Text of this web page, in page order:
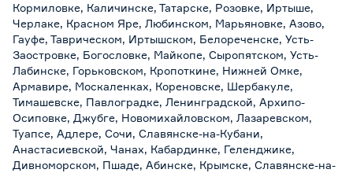
Кормиловке, Каличинске, Татарске, Розовке, Иртыше,
Черлаке, Красном Яре, Любинском, Марьяновке, Азово,
Гауфе, Таврическом, Иртышском, Белореченске, Усть-
Заостровке, Богословке, Майкопе, Сыропятском, Усть-
Лабинске, Горьковском, Кропоткине, Нижней Омке,
Армавире, Москаленках, Кореновске, Шербакуле,
Тимашевске, Павлоградке, Ленинградской, Архипо-
Осиповке, Джубге, Новомихайловском, Лазаревском,
Туапсе, Адлере, Сочи, Славянске-на-Кубани,
Анастасиевской, Чанах, Кабардинке, Геленджике,
Дивноморском, Пшаде, Абинске, Крымске, Славянске-на-